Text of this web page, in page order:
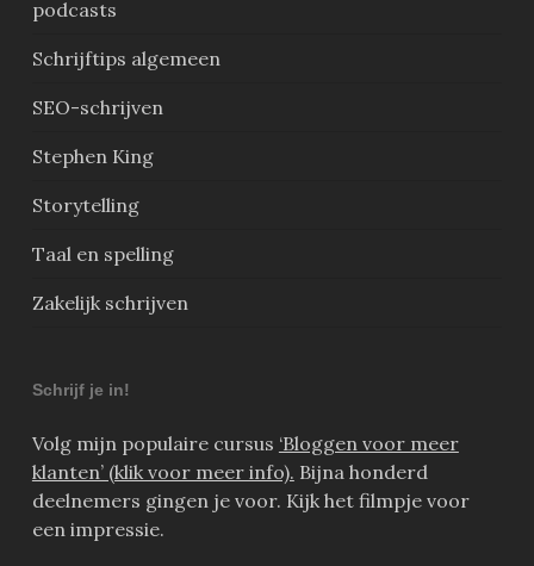
podcasts
Schrijftips algemeen
SEO-schrijven
Stephen King
Storytelling
Taal en spelling
Zakelijk schrijven
Schrijf je in!
Volg mijn populaire cursus ‘Bloggen voor meer
klanten’ (klik voor meer info). Bijna honderd
deelnemers gingen je voor. Kijk het filmpje voor
een impressie.